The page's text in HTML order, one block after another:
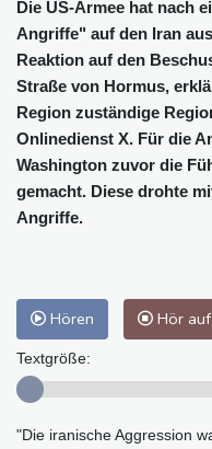
Die US-Armee hat nach
Angriffe" auf den Iran
Reaktion auf den
Straße von Hormus,
Region zuständige
Onlinedienst X. Für die
Washington zuvor die
gemacht. Diese drohte
Angriffe.
Hören Hör
Textgröße:
"Die iranische Aggression